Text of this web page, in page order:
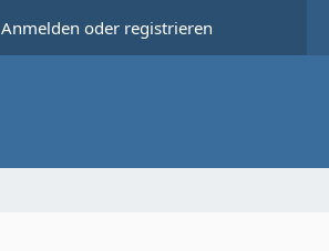
Anmelden oder registrieren